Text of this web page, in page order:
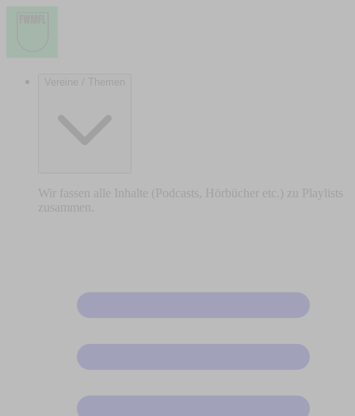
Vereine / Themen
Wir fassen alle Inhalte (Podcasts, Hörbücher etc.) zu Playlists
zusammen.